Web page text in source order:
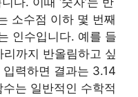
소수점 이하 몇 번째
인수입니다. 예를 들
까지 반올림하고 싶
입력하면 결과는 3.14
는 일반적인 수학적